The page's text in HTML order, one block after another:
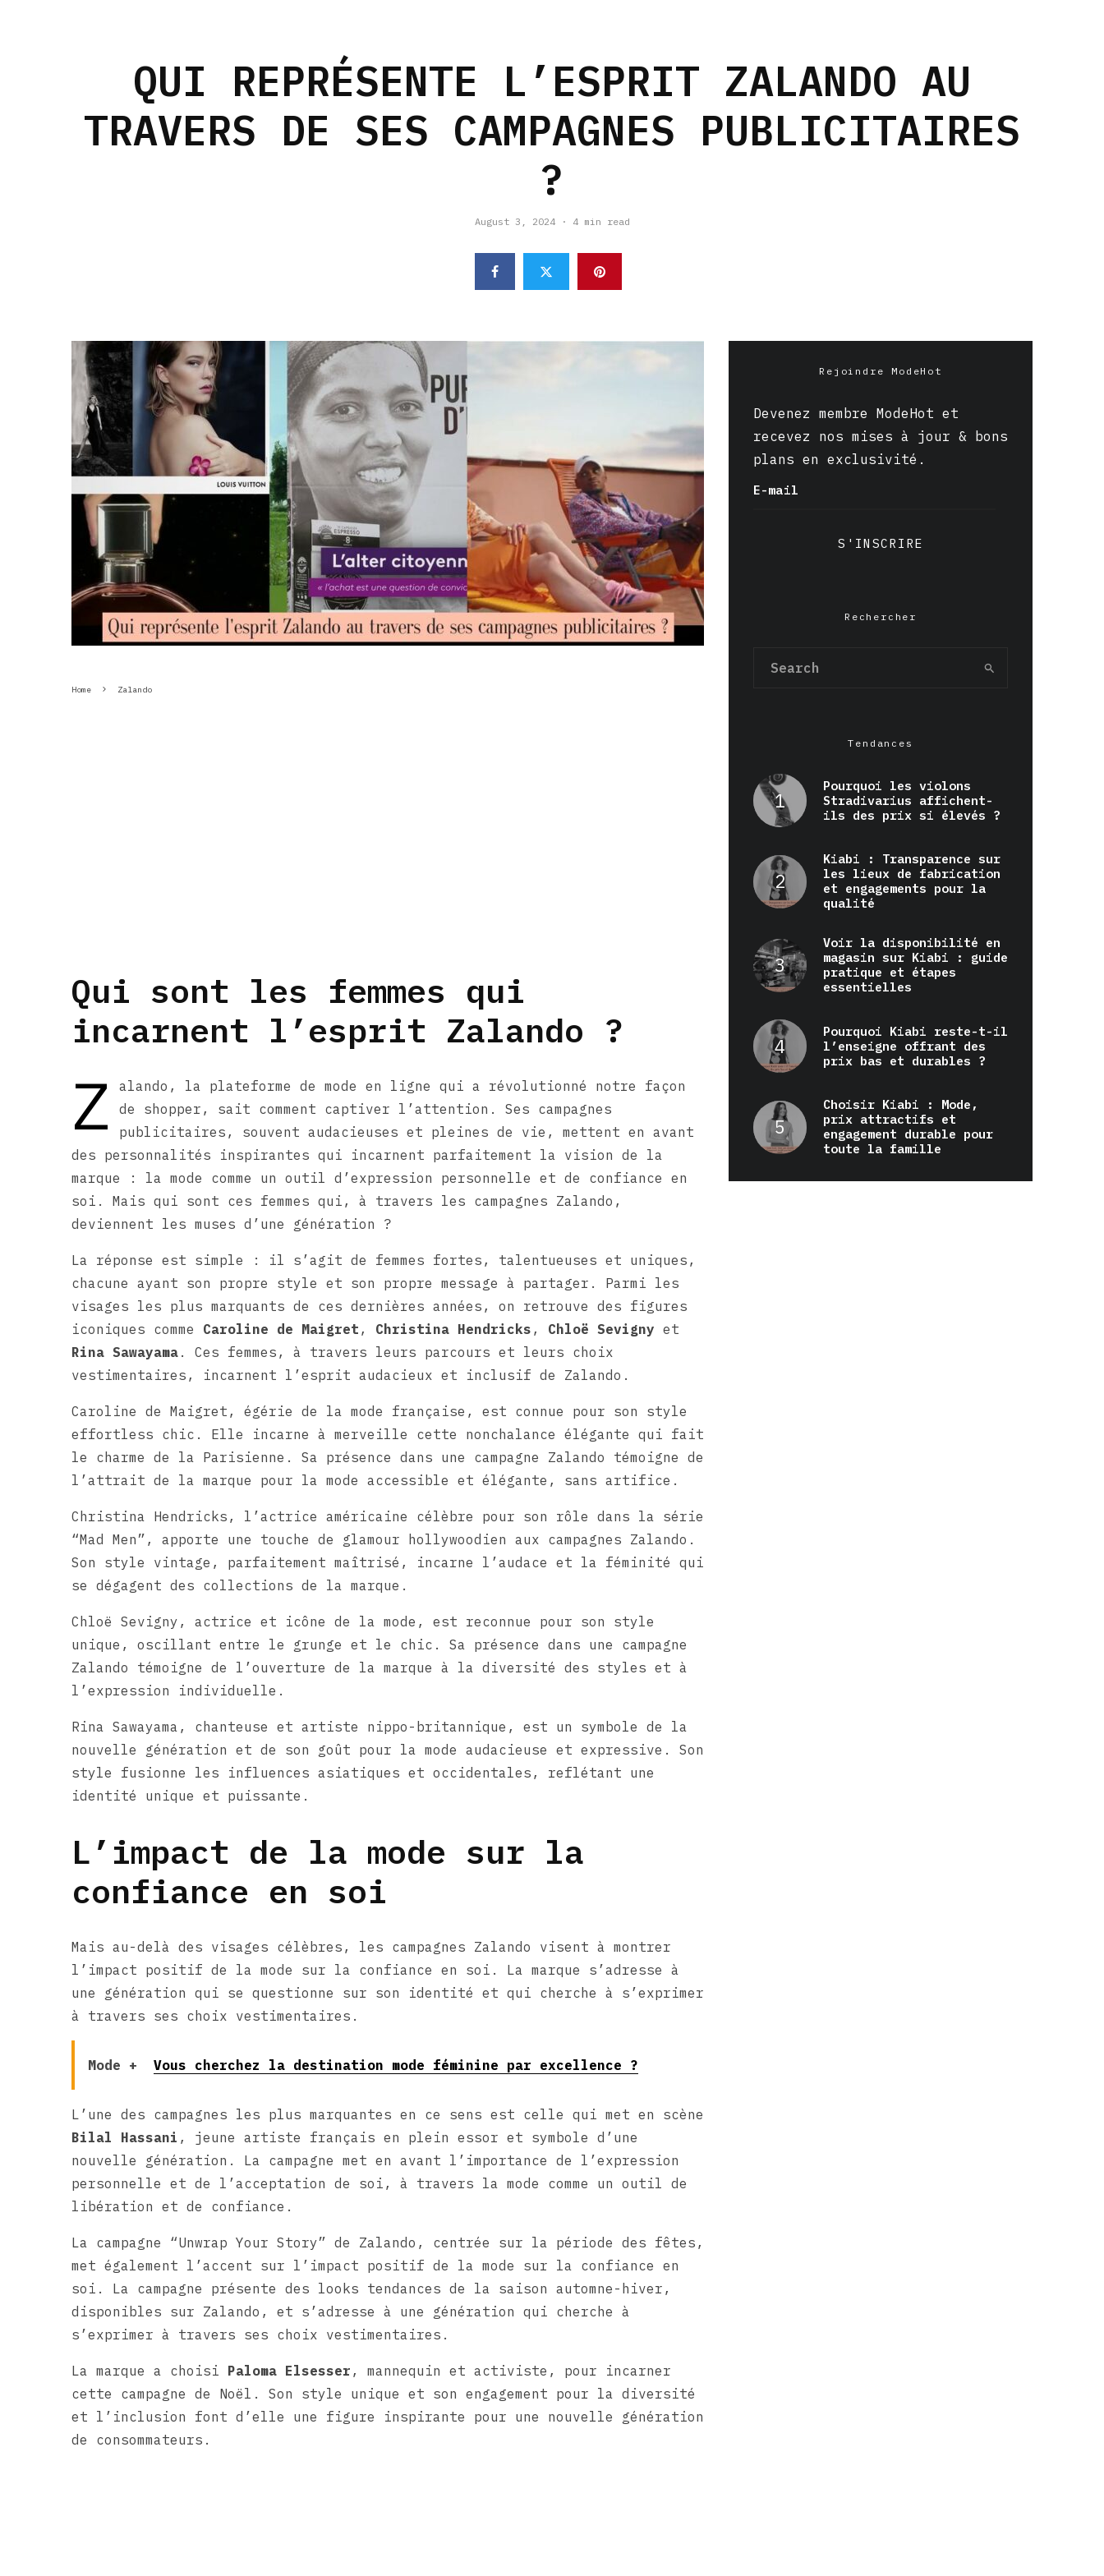
QUI REPRÉSENTE L’ESPRIT ZALANDO AU
TRAVERS DE SES CAMPAGNES PUBLICITAIRES
?
August 3, 2024 · 4 min read
Home Zalando
Qui sont les femmes qui
incarnent l’esprit Zalando ?
Z
alando, la plateforme de mode en ligne qui a révolutionné notre façon
de shopper, sait comment captiver l’attention. Ses campagnes
publicitaires, souvent audacieuses et pleines de vie, mettent en avant
des personnalités inspirantes qui incarnent parfaitement la vision de la
marque : la mode comme un outil d’expression personnelle et de confiance en
soi. Mais qui sont ces femmes qui, à travers les campagnes Zalando,
deviennent les muses d’une génération ?
La réponse est simple : il s’agit de femmes fortes, talentueuses et uniques,
chacune ayant son propre style et son propre message à partager. Parmi les
visages les plus marquants de ces dernières années, on retrouve des figures
iconiques comme Caroline de Maigret , Christina Hendricks , Chloë Sevigny et
Rina Sawayama . Ces femmes, à travers leurs parcours et leurs choix
vestimentaires, incarnent l’esprit audacieux et inclusif de Zalando.
Caroline de Maigret, égérie de la mode française, est connue pour son style
effortless chic. Elle incarne à merveille cette nonchalance élégante qui fait
le charme de la Parisienne. Sa présence dans une campagne Zalando témoigne de
l’attrait de la marque pour la mode accessible et élégante, sans artifice.
Christina Hendricks, l’actrice américaine célèbre pour son rôle dans la série
“Mad Men”, apporte une touche de glamour hollywoodien aux campagnes Zalando.
Son style vintage, parfaitement maîtrisé, incarne l’audace et la féminité qui
se dégagent des collections de la marque.
Chloë Sevigny, actrice et icône de la mode, est reconnue pour son style
unique, oscillant entre le grunge et le chic. Sa présence dans une campagne
Zalando témoigne de l’ouverture de la marque à la diversité des styles et à
l’expression individuelle.
Rina Sawayama, chanteuse et artiste nippo-britannique, est un symbole de la
nouvelle génération et de son goût pour la mode audacieuse et expressive. Son
style fusionne les influences asiatiques et occidentales, reflétant une
identité unique et puissante.
L’impact de la mode sur la
confiance en soi
Mais au-delà des visages célèbres, les campagnes Zalando visent à montrer
l’impact positif de la mode sur la confiance en soi. La marque s’adresse à
une génération qui se questionne sur son identité et qui cherche à s’exprimer
à travers ses choix vestimentaires.
Mode + Vous cherchez la destination mode féminine par excellence ?
L’une des campagnes les plus marquantes en ce sens est celle qui met en scène
Bilal Hassani , jeune artiste français en plein essor et symbole d’une
nouvelle génération. La campagne met en avant l’importance de l’expression
personnelle et de l’acceptation de soi, à travers la mode comme un outil de
libération et de confiance.
La campagne “Unwrap Your Story” de Zalando, centrée sur la période des fêtes,
met également l’accent sur l’impact positif de la mode sur la confiance en
soi. La campagne présente des looks tendances de la saison automne-hiver,
disponibles sur Zalando, et s’adresse à une génération qui cherche à
s’exprimer à travers ses choix vestimentaires.
La marque a choisi Paloma Elsesser , mannequin et activiste, pour incarner
cette campagne de Noël. Son style unique et son engagement pour la diversité
et l’inclusion font d’elle une figure inspirante pour une nouvelle génération
de consommateurs.
Rejoindre ModeHot
Devenez membre ModeHot et
recevez nos mises à jour & bons
plans en exclusivité.
E-mail
S'INSCRIRE
Rechercher
Tendances
Pourquoi les violons
Stradivarius affichent-
ils des prix si élevés ?
Kiabi : Transparence sur
les lieux de fabrication
et engagements pour la
qualité
Voir la disponibilité en
magasin sur Kiabi : guide
pratique et étapes
essentielles
Pourquoi Kiabi reste-t-il
l’enseigne offrant des
prix bas et durables ?
Choisir Kiabi : Mode,
prix attractifs et
engagement durable pour
toute la famille